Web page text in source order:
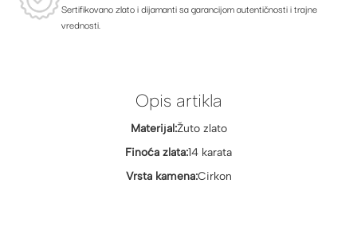
Sertifikovano zlato i dijamanti sa garancijom autentičnosti i trajne
vrednosti.
Opis artikla
Materijal:Žuto zlato
Finoća zlata:14 karata
Vrsta kamena:Cirkon